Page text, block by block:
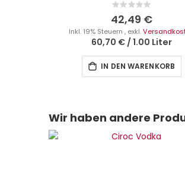
Rating:
0%
42,49 €
Inkl. 19% Steuern , exkl.
60,70 € /1.00 Liter
IN DEN WARENKORB
Wir haben andere